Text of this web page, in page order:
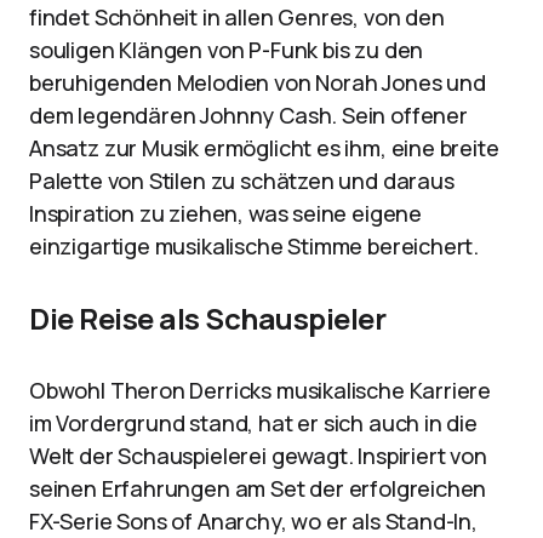
findet Schönheit in allen Genres, von den
souligen Klängen von P-Funk bis zu den
beruhigenden Melodien von Norah Jones und
dem legendären Johnny Cash. Sein offener
Ansatz zur Musik ermöglicht es ihm, eine breite
Palette von Stilen zu schätzen und daraus
Inspiration zu ziehen, was seine eigene
einzigartige musikalische Stimme bereichert.
Die Reise als Schauspieler
Obwohl Theron Derricks musikalische Karriere
im Vordergrund stand, hat er sich auch in die
Welt der Schauspielerei gewagt. Inspiriert von
seinen Erfahrungen am Set der erfolgreichen
FX-Serie Sons of Anarchy, wo er als Stand-In,